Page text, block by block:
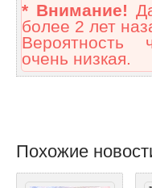
* Внимание!
более 2 лет
Вероятность
очень низкая.
Похожие